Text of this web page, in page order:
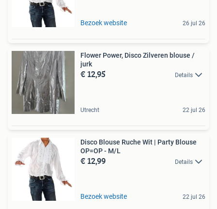
Bezoek website 26 jul 26
Flower Power, Disco Zilveren blouse /
jurk
€ 12,95 Details
Utrecht 22 jul 26
Disco Blouse Ruche Wit | Party Blouse
OP=OP - M/L
€ 12,99 Details
Bezoek website 22 jul 26